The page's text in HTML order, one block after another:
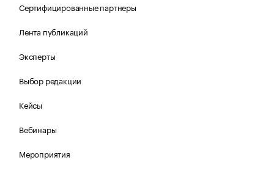
Сертифицированные партнеры
Лента публикаций
Эксперты
Выбор редакции
Кейсы
Вебинары
Мероприятия